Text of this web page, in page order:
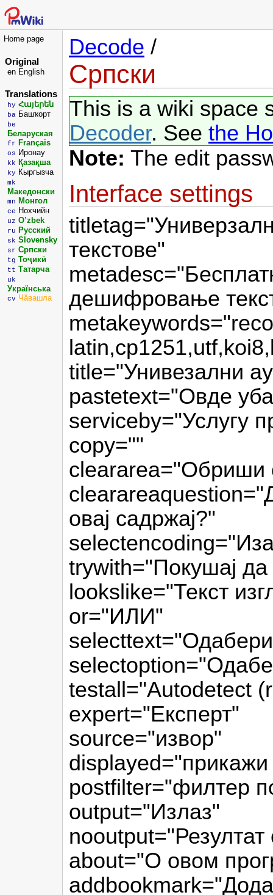
Decode /
Српски
This is a wiki space
Decoder. See the
Note: The edit
Interface settings
текстове"
дешифровање
title="Унивезални
pastetext="Овде
serviceby="Услугу
copy=""
cleararea="Обриши
овај садржај?"
trywith="Покушај
lookslike="Текст
or="ИЛИ"
selecttext="Одабери
testall="Autodetect
expert="Експерт"
source="извор"
displayed="прикажи
postfilter="филтер
output="Излаз"
about="О овом
Home page
Original
en English
Translations
hy Հայերեն
ba Башҡорт
be
Беларуская
fr Français
os Иронау
kk Қазақша
ky Кыргызча
mk
Македонски
mn Монгол
ce Нохчийн
uz O’zbek
ru Русский
sk Slovensky
sr Српски
tg Тоҷикӣ
tt Татарча
uk
Українська
cv Чăвашла